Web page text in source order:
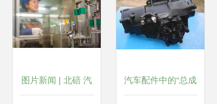
图片新闻 | 北碚 汽 汽车配件中的“总成